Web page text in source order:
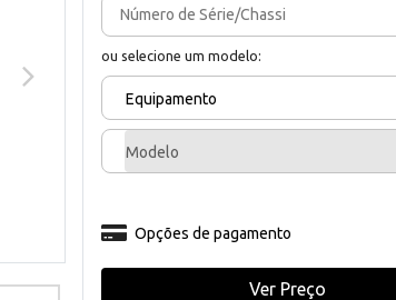
ou selecione um modelo:
Equipamento
Modelo
Opções de pagamento
Ver Preço